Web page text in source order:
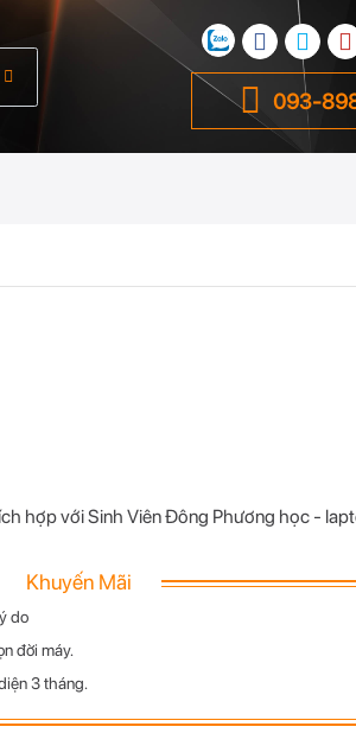
093-
hợp với Sinh Viên Đông Phương học -
Khuyến Mãi
do
đời máy.
3 tháng.